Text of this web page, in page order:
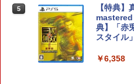
【特典】
スター
冒険お役
￥3,722
5
【特典
典】「赤
スタイル
￥6,358